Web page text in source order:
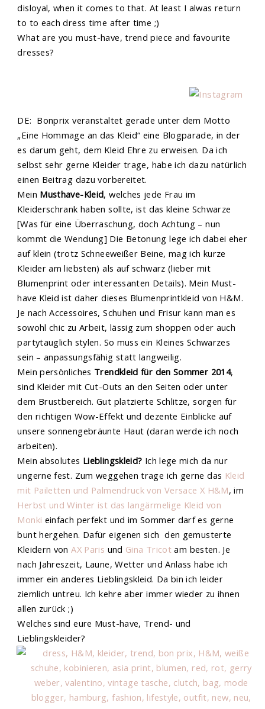
disloyal, when it comes to that. At least I alwas return
to to each dress time after time ;)
What are you must-have, trend piece and favourite
dresses?
DE: Bonprix veranstaltet gerade unter dem Motto
„Eine Hommage an das Kleid“ eine Blogparade, in der
es darum geht, dem Kleid Ehre zu erweisen. Da ich
selbst sehr gerne Kleider trage, habe ich dazu natürlich
einen Beitrag dazu vorbereitet.
Mein Musthave-Kleid, welches jede Frau im
Kleiderschrank haben sollte, ist das kleine Schwarze
[Was für eine Überraschung, doch Achtung – nun
kommt die Wendung] Die Betonung lege ich dabei eher
auf klein (trotz Schneeweißer Beine, mag ich kurze
Kleider am liebsten) als auf schwarz (lieber mit
Blumenprint oder interessanten Details). Mein Must-
have Kleid ist daher dieses Blumenprintkleid von H&M.
Je nach Accessoires, Schuhen und Frisur kann man es
sowohl chic zu Arbeit, lässig zum shoppen oder auch
partytauglich stylen. So muss ein Kleines Schwarzes
sein – anpassungsfähig statt langweilig.
Mein persönliches Trendkleid für den Sommer 2014,
sind Kleider mit Cut-Outs an den Seiten oder unter
dem Brustbereich. Gut platzierte Schlitze, sorgen für
den richtigen Wow-Effekt und dezente Einblicke auf
unsere sonnengebräunte Haut (daran werde ich noch
arbeiten).
Mein absolutes Lieblingskleid? Ich lege mich da nur
ungerne fest. Zum weggehen trage ich gerne das Kleid
mit Pailetten und Palmendruck von Versace X H&M, im
Herbst und Winter ist das langärmelige Kleid von
Monki einfach perfekt und im Sommer darf es gerne
bunt hergehen. Dafür eigenen sich den gemusterte
Kleidern vonAX Paris und Gina Tricot am besten. Je
nach Jahreszeit, Laune, Wetter und Anlass habe ich
immer ein anderes Lieblingskleid. Da bin ich leider
ziemlich untreu. Ich kehre aber immer wieder zu ihnen
allen zurück ;)
Welches sind eure Must-have, Trend- und
Lieblingskleider?